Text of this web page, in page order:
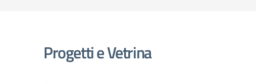
Progetti e Vetrina